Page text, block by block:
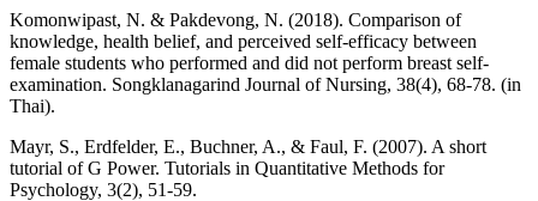
Komonwipast, N. & Pakdevong, N. (2018). Comparison of
knowledge, health belief, and perceived self-efficacy between
female students who performed and did not perform breast self-
examination. Songklanagarind Journal of Nursing, 38(4), 68-78. (in
Thai).
Mayr, S., Erdfelder, E., Buchner, A., & Faul, F. (2007). A short
tutorial of G Power. Tutorials in Quantitative Methods for
Psychology, 3(2), 51-59.